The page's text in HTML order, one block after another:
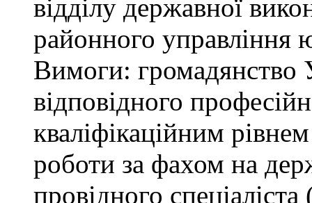
відділу державної
районного управління
Вимоги: громадянство
відповідного
кваліфікаційним
роботи за фахом на
провідного спеціаліста